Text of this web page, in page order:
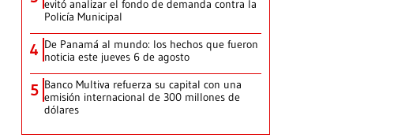
evitó analizar el fondo de demanda contra la
Policía Municipal
4 De Panamá al mundo: los hechos que fueron
noticia este jueves 6 de agosto
5 Banco Multiva refuerza su capital con una
emisión internacional de 300 millones de
dólares